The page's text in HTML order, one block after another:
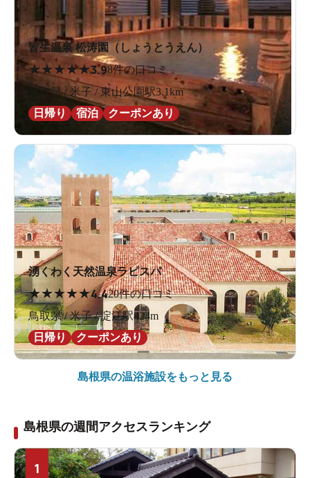
皆生温泉 松涛園（しょうとうえん）
★★★★★3.98件の口コミ
鳥取県 / 米子 / 東山公園駅3.1km
日帰り
宿泊 クーポンあり
湧くわく天然温泉ラピスパ
★★★★★4.420件の口コミ
鳥取県 / 米子 / 淀江駅424m
日帰り
クーポンあり
島根県の温浴施設をもっと見る
島根県の週間アクセスランキング
1